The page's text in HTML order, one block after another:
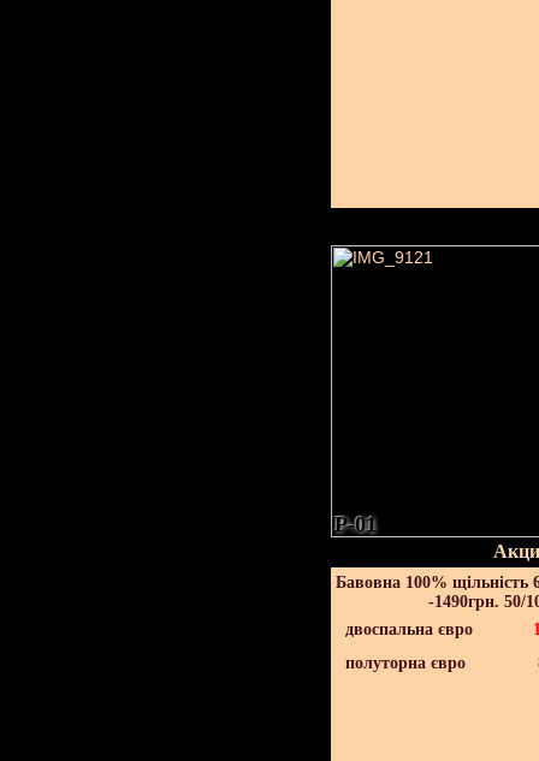
P-01
Бавовна 100% щільність
-1490грн. 50/
двоспальна євро
полуторна євро